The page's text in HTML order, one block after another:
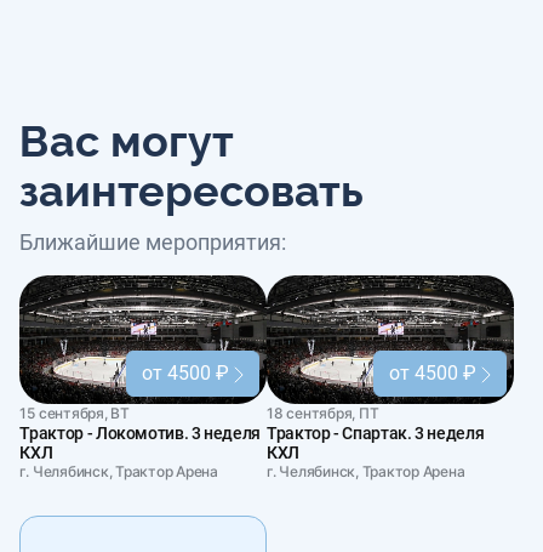
Вас могут
заинтересовать
Ближайшие мероприятия:
от 4500 ₽
15 сентября, ВТ
Трактор - Локомотив. 3 неделя
КХЛ
г. Челябинск, Трактор Арена
от 4500 ₽
18 сентября, ПТ
Трактор - Спартак. 3 неделя
КХЛ
г. Челябинск, Трактор Арена